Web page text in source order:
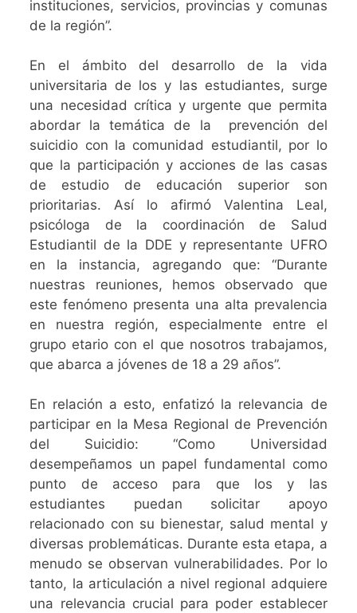
instituciones, servicios, provincias y comunas
de la región”.
En el ámbito del desarrollo de la vida
universitaria de los y las estudiantes, surge
una necesidad crítica y urgente que permita
abordar la temática de la prevención del
suicidio con la comunidad estudiantil, por lo
que la participación y acciones de las casas
de estudio de educación superior son
prioritarias. Así lo afirmó Valentina Leal,
psicóloga de la coordinación de Salud
Estudiantil de la DDE y representante UFRO
en la instancia, agregando que: “Durante
nuestras reuniones, hemos observado que
este fenómeno presenta una alta prevalencia
en nuestra región, especialmente entre el
grupo etario con el que nosotros trabajamos,
que abarca a jóvenes de 18 a 29 años”.
En relación a esto, enfatizó la relevancia de
participar en la Mesa Regional de Prevención
del Suicidio: “Como Universidad
desempeñamos un papel fundamental como
punto de acceso para que los y las
estudiantes puedan solicitar apoyo
relacionado con su bienestar, salud mental y
diversas problemáticas. Durante esta etapa, a
menudo se observan vulnerabilidades. Por lo
tanto, la articulación a nivel regional adquiere
una relevancia crucial para poder establecer